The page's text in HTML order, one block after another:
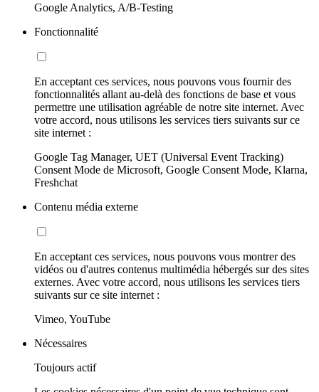
Google Analytics, A/B-Testing
Fonctionnalité
En acceptant ces services, nous pouvons vous fournir des
fonctionnalités allant au-delà des fonctions de base et vous
permettre une utilisation agréable de notre site internet. Avec
votre accord, nous utilisons les services tiers suivants sur ce
site internet :
Google Tag Manager, UET (Universal Event Tracking)
Consent Mode de Microsoft, Google Consent Mode, Klarna,
Freshchat
Contenu média externe
En acceptant ces services, nous pouvons vous montrer des
vidéos ou d'autres contenus multimédia hébergés sur des sites
externes. Avec votre accord, nous utilisons les services tiers
suivants sur ce site internet :
Vimeo, YouTube
Nécessaires
Toujours actif